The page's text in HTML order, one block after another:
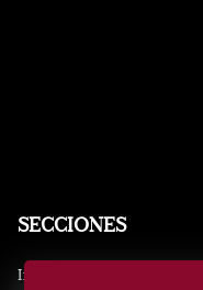
SECCIONES
Inicio